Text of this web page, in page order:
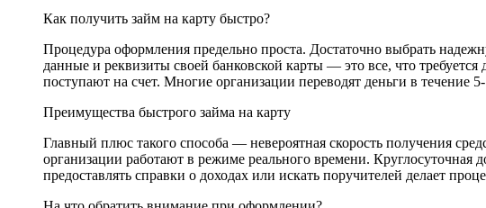
Как получить займ на карту быстро?
Процедура оформления предельно проста. Достаточно выбрать
данные и реквизиты своей банковской карты — это все, что
поступают на счет. Многие организации переводят деньги в течение
Преимущества быстрого займа на карту
Главный плюс такого способа — невероятная скорость получения
организации работают в режиме реального времени. Круглосуточная
предоставлять справки о доходах или искать поручителей делает